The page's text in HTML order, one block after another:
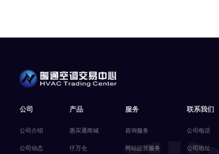
公司
公司介绍
公司动态
产品
惠买通商城
仟万仓
服务
咨询服务
网站运营服务
联系我们
公司电话
公司地址